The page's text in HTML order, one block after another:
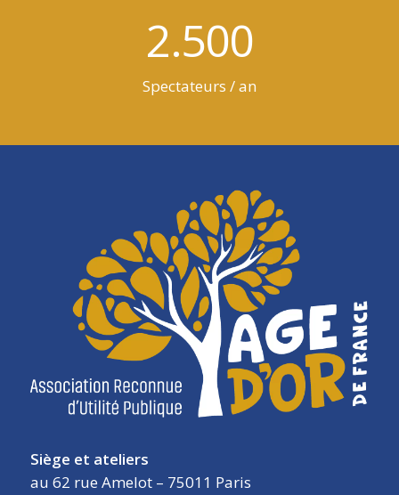
2.500
Spectateurs / an
Siège et ateliers
au 62 rue Amelot – 75011 Paris